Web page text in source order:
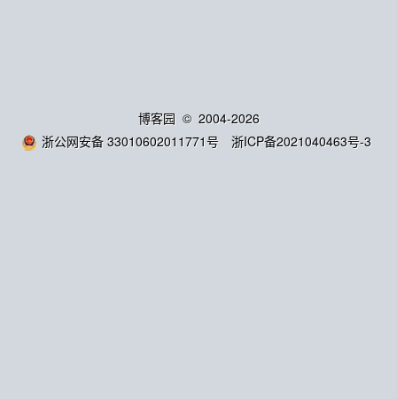
博客园 © 2004-2026
浙公网安备 33010602011771号
浙ICP备2021040463号-3